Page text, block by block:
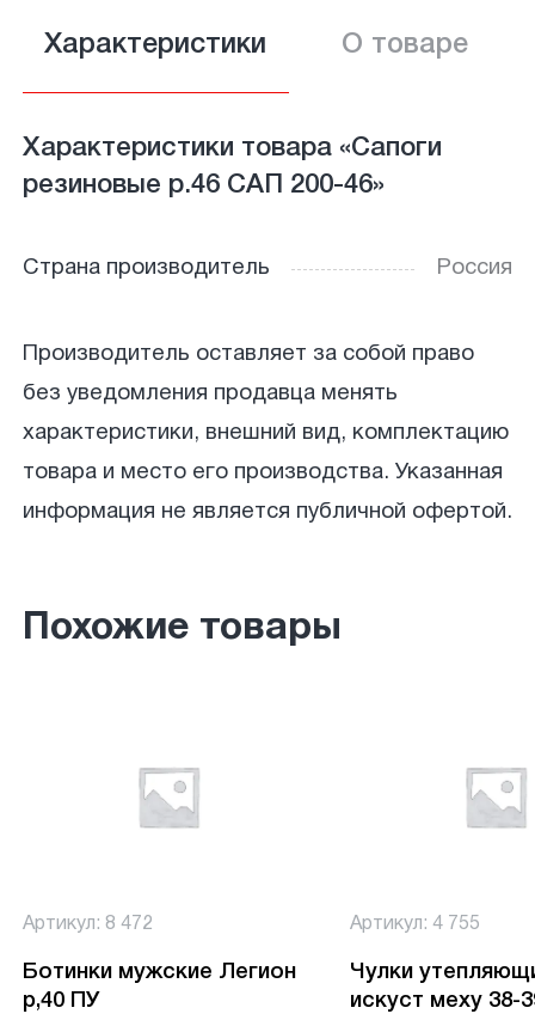
Характеристики О товаре
Характеристики товара «Сапоги
резиновые р.46 САП 200-46»
Страна производитель Россия
Производитель оставляет за собой право
без уведомления продавца менять
характеристики, внешний вид, комплектацию
товара и место его производства. Указанная
информация не является публичной офертой.
Похожие товары
Артикул: 8 472
Ботинки мужские Легион
р,40 ПУ
Артикул: 4 755
Чулки
искуст меху 38-